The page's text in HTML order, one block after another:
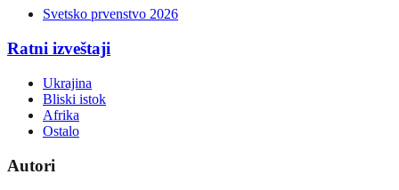
Svetsko prvenstvo 2026
Ratni izveštaji
Ukrajina
Bliski istok
Afrika
Ostalo
Autori